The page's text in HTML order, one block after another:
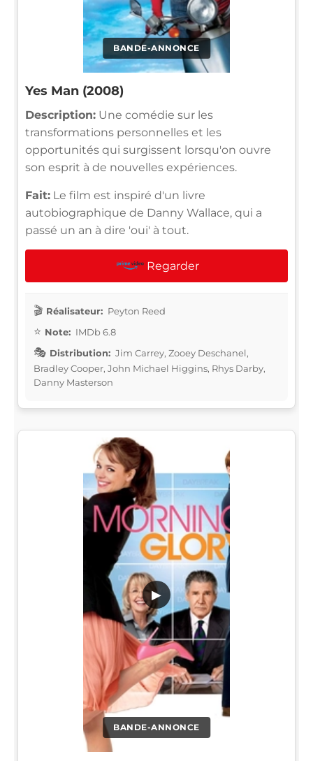
BANDE-ANNONCE
Yes Man (2008)
Description: Une comédie sur les
transformations personnelles et les
opportunités qui surgissent lorsqu'on ouvre
son esprit à de nouvelles expériences.
Fait: Le film est inspiré d'un livre
autobiographique de Danny Wallace, qui a
passé un an à dire 'oui' à tout.
Regarder
Réalisateur: Peyton Reed
Note: IMDb 6.8
Distribution: Jim Carrey, Zooey Deschanel,
Bradley Cooper, John Michael Higgins, Rhys Darby,
Danny Masterson
BANDE-ANNONCE
▶